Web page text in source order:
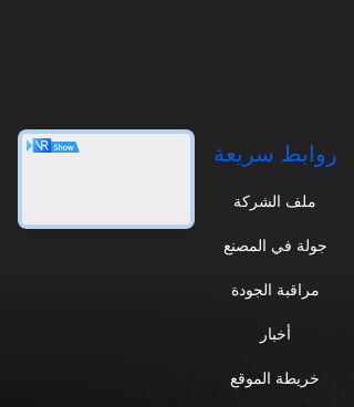
روابط سريعة
ملف الشركة
جولة في المصنع
مراقبة الجودة
أخبار
خريطة الموقع